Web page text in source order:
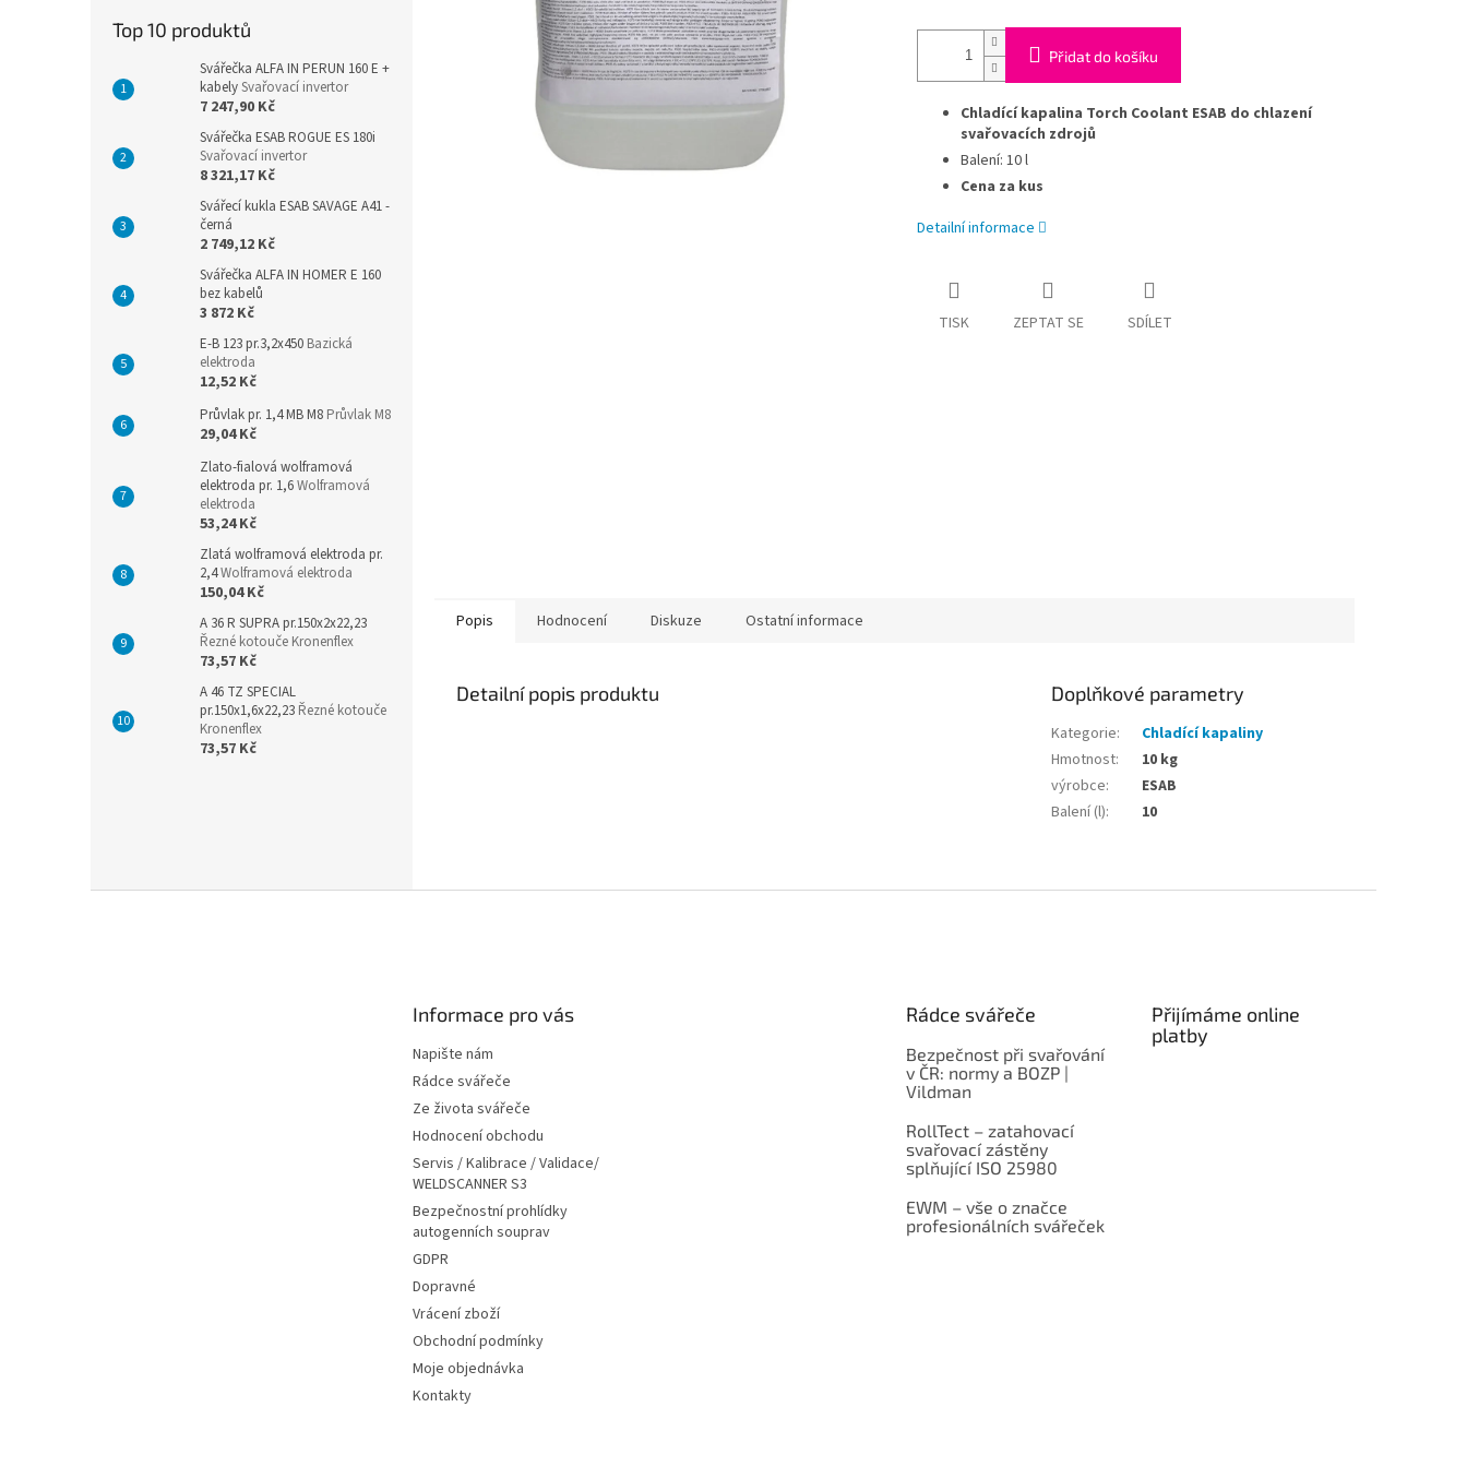
Top 10 produktů
Svářečka ALFA IN PERUN 160 E +
kabelySvařovací invertor
7 247,90 Kč
Svářečka ESAB ROGUE ES 180i
Svařovací invertor
8 321,17 Kč
Svářecí kukla ESAB SAVAGE A41 -
černá
2 749,12 Kč
Svářečka ALFA IN HOMER E 160
bez kabelů
3 872 Kč
E-B 123 pr.3,2x450 Bazická
elektroda
12,52 Kč
Průvlak pr. 1,4 MB M8 Průvlak M8
29,04 Kč
Zlato-fialová wolframová
elektroda pr. 1,6Wolframová
elektroda
53,24 Kč
Zlatá wolframová elektroda pr.
2,4Wolframová elektroda
150,04 Kč
A 36 R SUPRA pr.150x2x22,23
Řezné kotouče Kronenflex
73,57 Kč
A 46 TZ SPECIAL
pr.150x1,6x22,23 Řezné kotouče
Kronenflex
73,57 Kč
Přidat do košíku
Chladící kapalina Torch Coolant ESAB do chlazení
svařovacích zdrojů
Balení: 10 l
Cena za kus
Detailní informace
TISK ZEPTAT SE SDÍLET
Popis Hodnocení Diskuze Ostatní informace
Detailní popis produktu Doplňkové parametry
Kategorie:
Chladící kapaliny
Hmotnost:
10 kg
výrobce:
ESAB
Balení (l): 10
Informace pro vás
Napište nám
Rádce svářeče
Ze života svářeče
Hodnocení obchodu
Servis / Kalibrace / Validace/
WELDSCANNER S3
Bezpečnostní prohlídky
autogenních souprav
GDPR
Dopravné
Vrácení zboží
Obchodní podmínky
Moje objednávka
Kontakty
Rádce svářeče
Bezpečnost při svařování
v ČR: normy a BOZP |
Vildman
RollTect – zatahovací
svařovací zástěny
splňující ISO 25980
EWM – vše o značce
profesionálních svářeček
Přijímáme online
platby